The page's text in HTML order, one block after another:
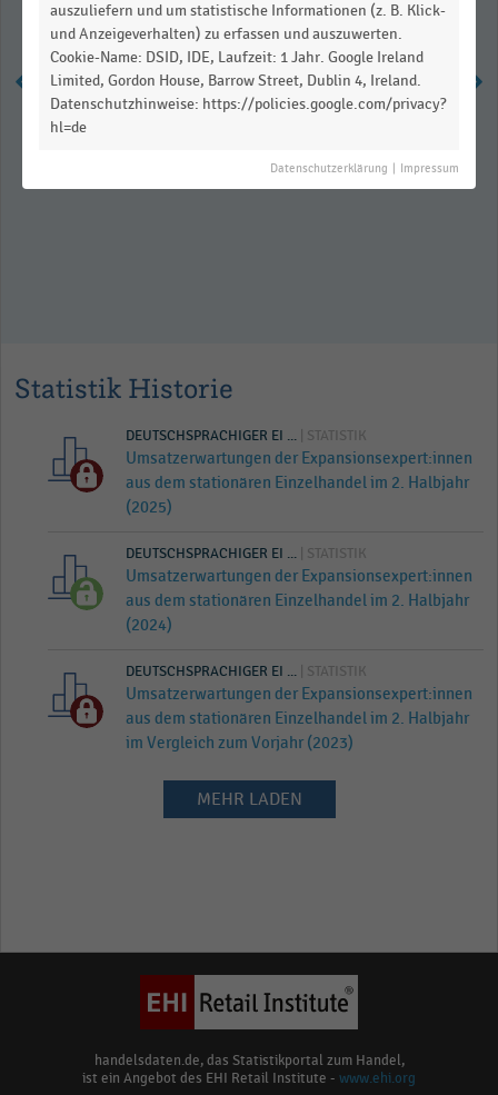
Statistik Historie
DEUTSCHSPRACHIGER EI ... | STATISTIK
Umsatzerwartungen der Expansionsexpert:innen
aus dem stationären Einzelhandel im 2. Halbjahr
(2025)
DEUTSCHSPRACHIGER EI ... | STATISTIK
Umsatzerwartungen der Expansionsexpert:innen
aus dem stationären Einzelhandel im 2. Halbjahr
(2024)
DEUTSCHSPRACHIGER EI ... | STATISTIK
Umsatzerwartungen der Expansionsexpert:innen
aus dem stationären Einzelhandel im 2. Halbjahr
im Vergleich zum Vorjahr (2023)
MEHR LADEN
handelsdaten.de, das Statistikportal zum Handel,
ist ein Angebot des EHI Retail Institute - www.ehi.org
auszuliefern und um statistische Informationen (z. B. Klick-
und Anzeigeverhalten) zu erfassen und auszuwerten.
Cookie-Name: DSID, IDE, Laufzeit: 1 Jahr. Google Ireland
Limited, Gordon House, Barrow Street, Dublin 4, Ireland.
Datenschutzhinweise: https://policies.google.com/privacy?
hl=de
Datenschutzerklärung Impressum